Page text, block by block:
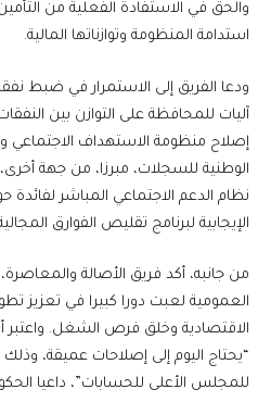
والحق في الاستفادة الفعلية من
استدامة المنظومة وتوازناتها المالية.
ودعا الفريق إلى الاستمرار في ضبط
آليات للمحافظة على التوازن بين
إصلاح منظومة الاستهداف الاجتماعي
الوطنية للسجلات، مبرزا، من جهة أخرى،
الإيجابية لبرنامج تقليص الفوارق
من جانبه، أكد فريق الأصالة
العمومية لعبت دورا كبيرا في تعزيز
الاقتصادية وخلق فرص الشغل.
“يحتاج اليوم إلى إصلاحات عميقة،
للمجلس الأعلى للحسابات”، داعيا